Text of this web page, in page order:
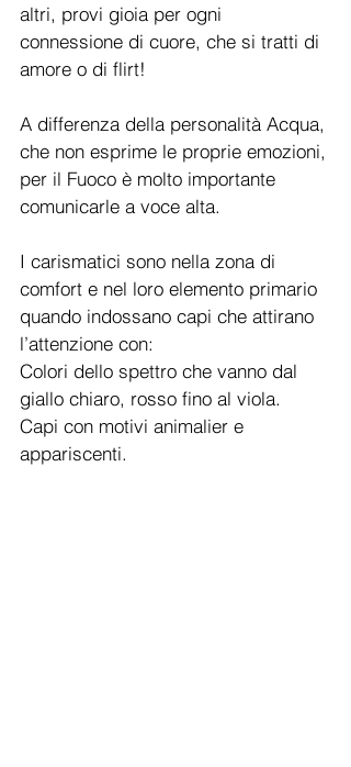
altri, provi gioia per ogni
connessione di cuore, che si tratti di
amore o di flirt!
A differenza della personalità Acqua,
che non esprime le proprie emozioni,
per il Fuoco è molto importante
comunicarle a voce alta.
I carismatici sono nella zona di
comfort e nel loro elemento primario
quando indossano capi che attirano
l’attenzione con:
Colori dello spettro che vanno dal
giallo chiaro, rosso fino al viola.
Capi con motivi animalier e
appariscenti.